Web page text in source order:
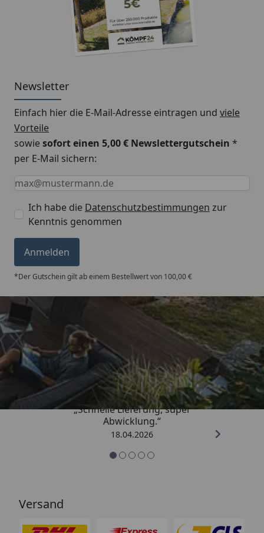
Newsletter
Einfach hier die E-Mail-Adresse eintragen und viele
Vorteile
sowiesofort einen 5,00 € Newslettergutschein *
per E-Mail sichern:
Keine Eingabe erforderlich
Eingabe erforderlich
E-Mail *
Ich habe die Datenschutzbestimmungen zur
Kenntnis genommen
Anmelden
*Der Gutschein gilt ab einem Bestellwert von 100,00 €
Trusted Shops
5,00/ 5
„Schnelle Lieferung, super
Abwicklung.“
18.04.2026
Versand